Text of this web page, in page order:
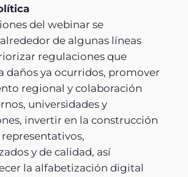
del webinar se
de algunas líneas
regulaciones que
daños ya ocurridos, promover
regional y colaboración
universidades y
invertir en la construcción
y de calidad, así
la alfabetización digital